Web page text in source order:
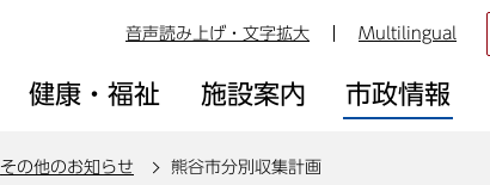
音声読み上げ・文字拡大 Multilingual
健康・福祉 施設案内 市政情報
その他のお知らせ 熊谷市分別収集計画